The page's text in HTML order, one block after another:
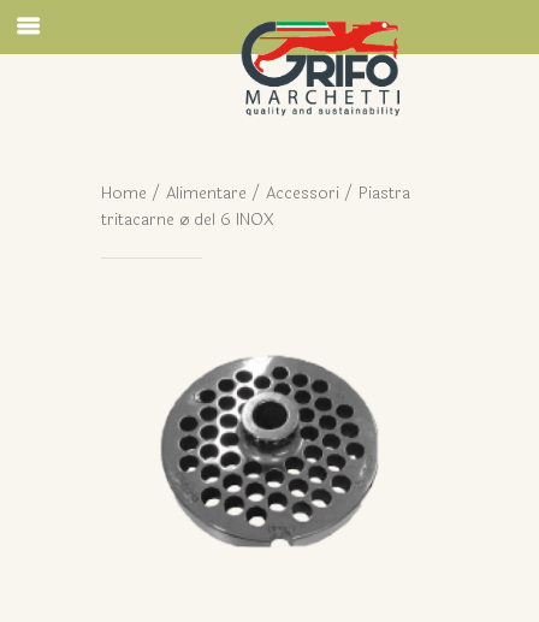
Home / Alimentare / Accessori / Piastra
tritacarne ø del 6 INOX